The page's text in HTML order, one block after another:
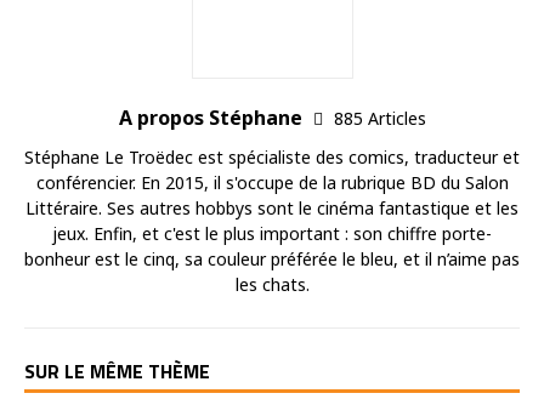
A propos Stéphane
885 Articles
Stéphane Le Troëdec est spécialiste des comics, traducteur et
conférencier. En 2015, il s'occupe de la rubrique BD du Salon
Littéraire. Ses autres hobbys sont le cinéma fantastique et les
jeux. Enfin, et c'est le plus important : son chiffre porte-
bonheur est le cinq, sa couleur préférée le bleu, et il n’aime pas
les chats.
SUR LE MÊME THÈME